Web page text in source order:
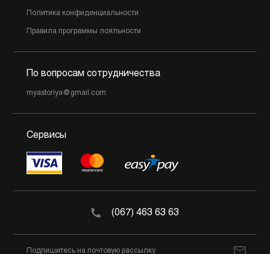
Политика конфиденциальности
Правила программы лояльности
По вопросам сотрудничества
myastoriya@gmail.com
Сервисы
(067) 463 63 63